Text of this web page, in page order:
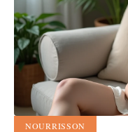
NOURRISSON